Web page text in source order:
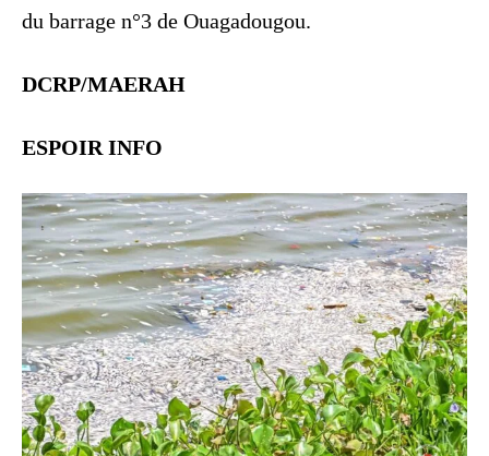
du barrage n°3 de Ouagadougou.
DCRP/MAERAH
ESPOIR INFO